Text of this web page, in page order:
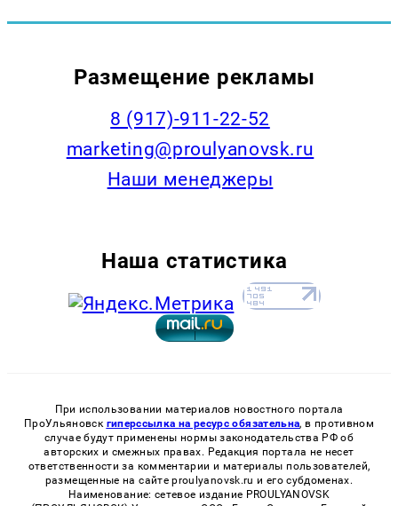
Размещение рекламы
8 (917)-911-22-52
marketing@proulyanovsk.ru
Наши менеджеры
Наша статистика
При использовании материалов новостного портала
ПроУльяновск гиперссылка на ресурс обязательна, в противном
случае будут применены нормы законодательства РФ об
авторских и смежных правах. Редакция портала не несет
ответственности за комментарии и материалы пользователей,
размещенные на сайте proulyanovsk.ru и его субдоменах.
Наименование: сетевое издание PROULYANOVSK